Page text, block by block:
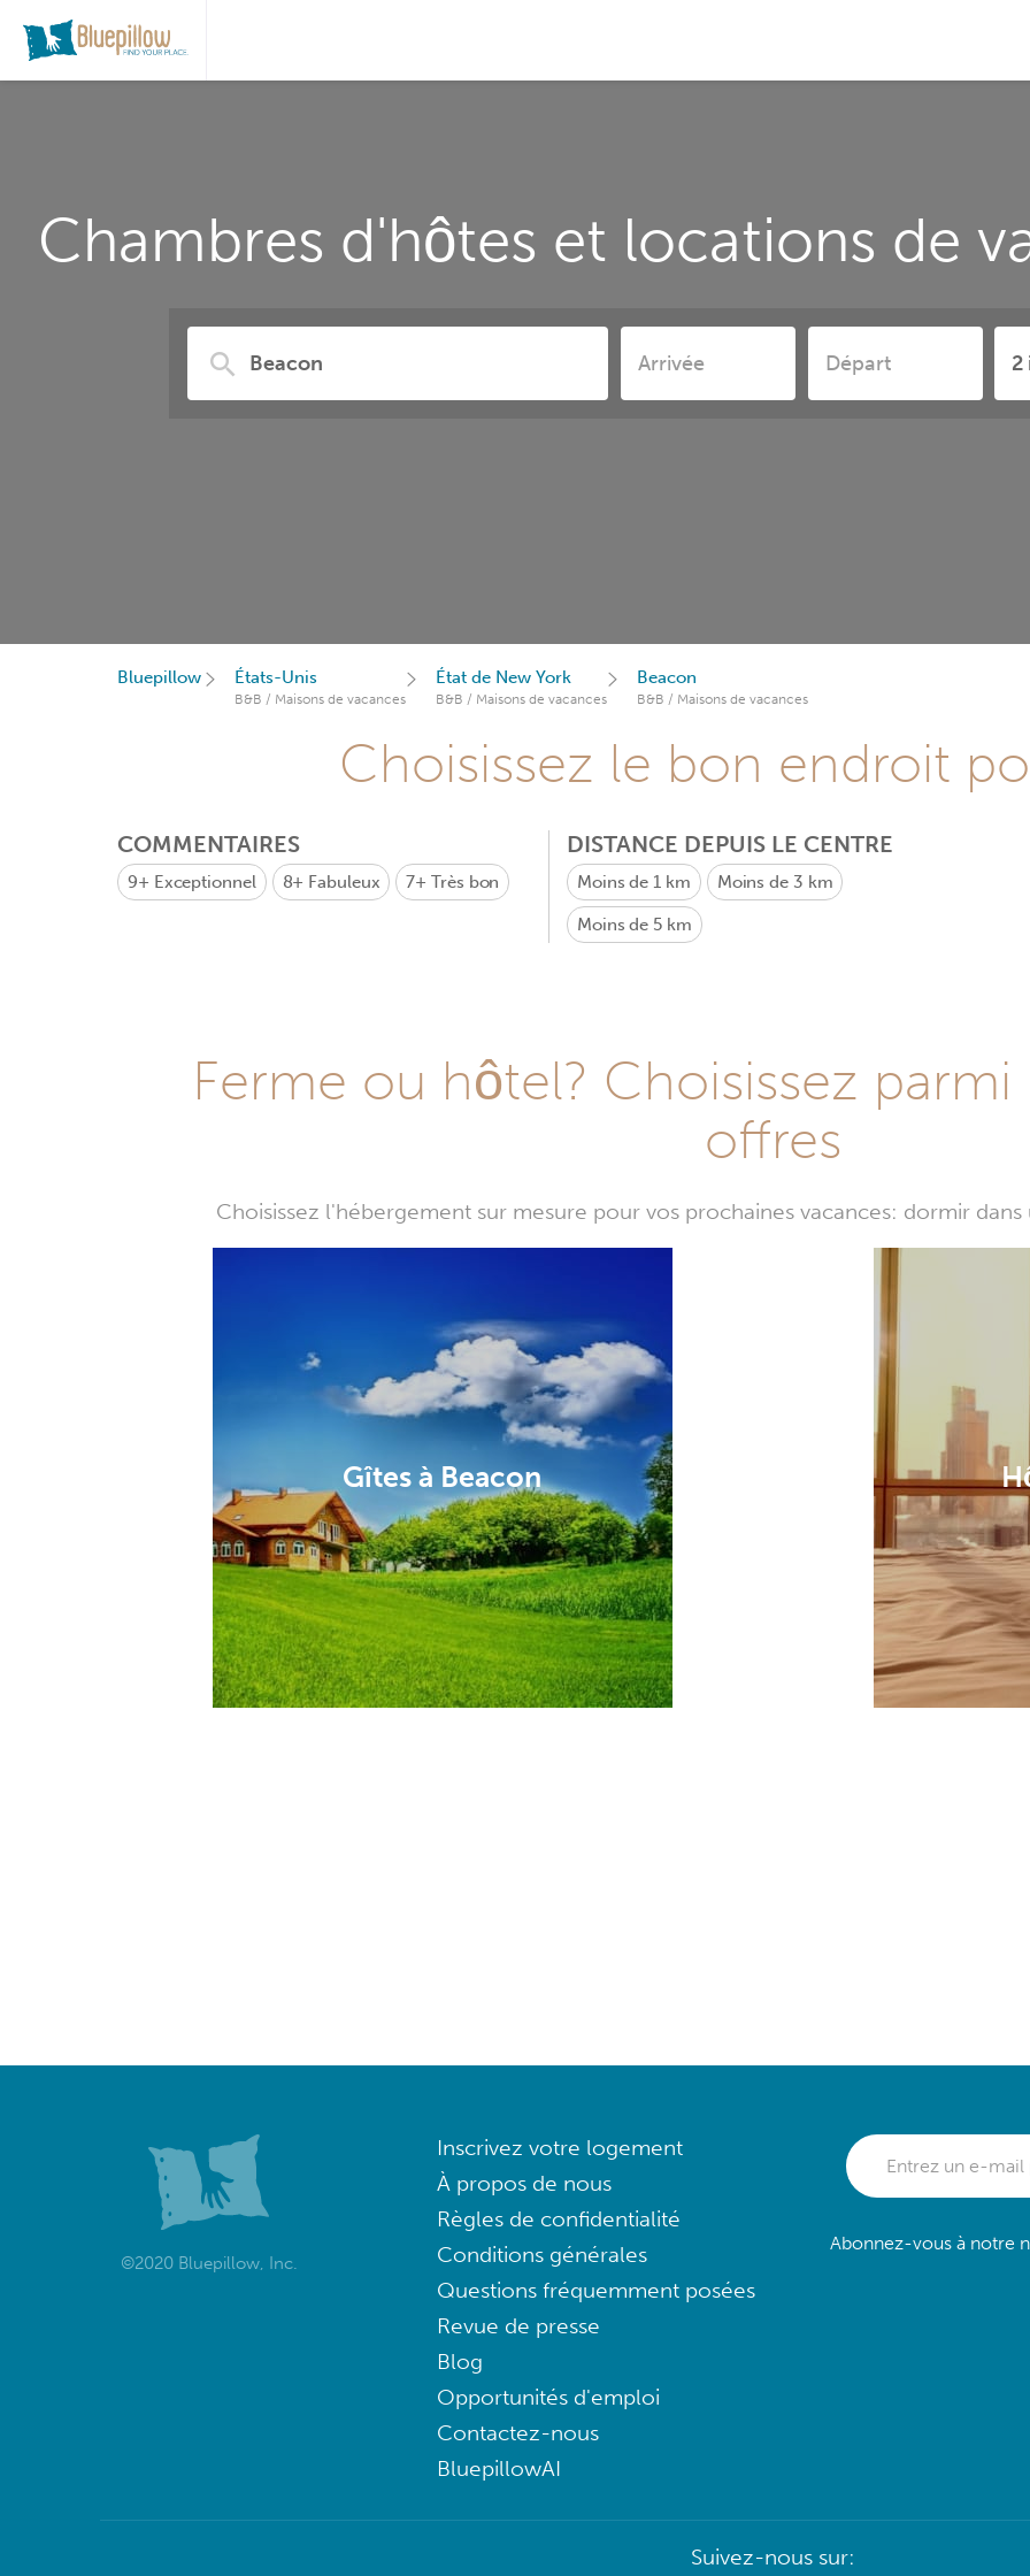
Chambres d'hôtes et locations de
Bluepillow États-Unis
B&B / Maisons de vacances
État de New York
B&B / Maisons de vacances
Beacon
B&B / Maisons de vacances
Choisissez le bon endroit
COMMENTAIRES
9+ Exceptionnel 8+ Fabuleux 7+Très bon
DISTANCE DEPUIS LE CENTRE
Moins de 1 km Moins de 3 km
Moins de 5 km
Ferme ou hôtel? Choisissez
offres
Choisissez l'hébergement sur mesure pour vos prochaines vacances: dormir
Gîtes à Beacon
©2020 Bluepillow, Inc.
Inscrivez votre logement
À propos de nous
Règles de confidentialité
Conditions générales
Questions fréquemment posées
Revue de presse
Blog
Opportunités d'emploi
Contactez-nous
BluepillowAI
Abonnez-vous à notre
Suivez-nous sur: